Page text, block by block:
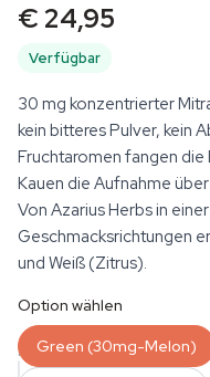
€ 24,95
Verfügbar
30 mg konzentrierter
kein bitteres Pulver, kein
Fruchtaromen fangen die
Kauen die Aufnahme
Von Azarius Herbs in
Geschmacksrichtungen
und Weiß (Zitrus).
MENGE
Option wählen
Green (30mg-Melon)